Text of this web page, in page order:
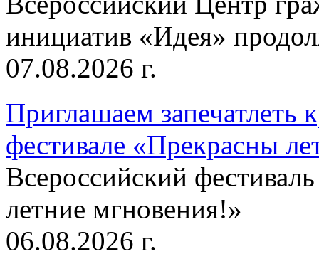
инициатив «Идея»
07.08.2026 г.
Приглашаем запечатлеть
фестивале «Прекрасны
Всероссийский
летние мгновения!»
06.08.2026 г.